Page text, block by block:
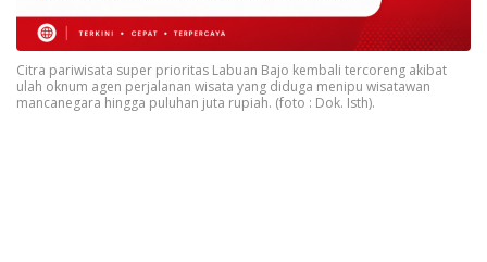
Citra pariwisata super prioritas Labuan Bajo kembali tercoreng akibat
ulah oknum agen perjalanan wisata yang diduga menipu wisatawan
mancanegara hingga puluhan juta rupiah. (foto : Dok. Isth).